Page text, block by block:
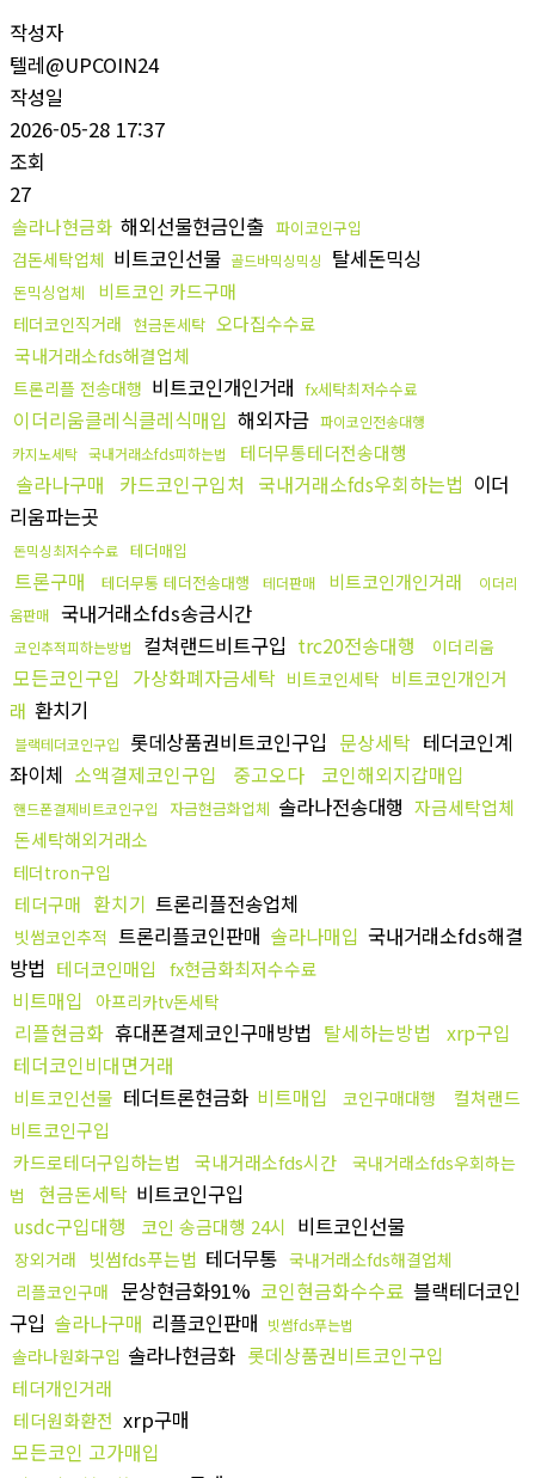
작성자
텔레@UPCOIN24
작성일
2026-05-28 17:37
조회
27
솔라나현금화 해외선물현금인출 파이코인구입
검돈세탁업체 비트코인선물 골드바믹싱믹싱 탈세돈믹싱
돈믹싱업체 비트코인 카드구매
테더코인직거래 현금돈세탁 오다집수수료
국내거래소fds해결업체
트론리플 전송대행 비트코인개인거래 fx세탁최저수수료
이더리움클레식클레식매입 해외자금 파이코인전송대행
카지노세탁 국내거래소fds피하는법 테더무통테더전송대행
솔라나구매 카드코인구입처 국내거래소fds우회하는법 이더
리움파는곳
돈믹싱최저수수료 테더매입
트론구매 테더무통 테더전송대행 테더판매 비트코인개인거래
이더리
움판매 국내거래소fds송금시간
코인추적피하는방법 컬쳐랜드비트구입 trc20전송대행 이더리움
모든코인구입 가상화폐자금세탁 비트코인세탁 비트코인개인거
래 환치기
블랙테더코인구입 롯데상품권비트코인구입 문상세탁 테더코인계
좌이체 소액결제코인구입 중고오다 코인해외지갑매입
핸드폰결제비트코인구입 자금현금화업체 솔라나전송대행 자금세탁업체
돈세탁해외거래소
테더tron구입
테더구매 환치기 트론리플전송업체
빗썸코인추적 트론리플코인판매 솔라나매입 국내거래소fds해결
방법 테더코인매입 fx현금화최저수수료
비트매입 아프리카tv돈세탁
리플현금화 휴대폰결제코인구매방법 탈세하는방법
xrp구입
테더코인비대면거래
비트코인선물 테더트론현금화 비트매입 코인구매대행
컬쳐랜드
비트코인구입
카드로테더구입하는법
국내거래소fds시간
국내거래소fds우회하는
법
현금돈세탁 비트코인구입
usdc구입대행
코인 송금대행 24시 비트코인선물
장외거래 빗썸fds푸는법 테더무통 국내거래소fds해결업체
리플코인구매 문상현금화91% 코인현금화수수료 블랙테더코인
구입 솔라나구매 리플코인판매 빗썸fds푸는법
솔라나원화구입 솔라나현금화 롯데상품권비트코인구입
테더개인거래
테더원화환전 xrp구매
모든코인 고가매입